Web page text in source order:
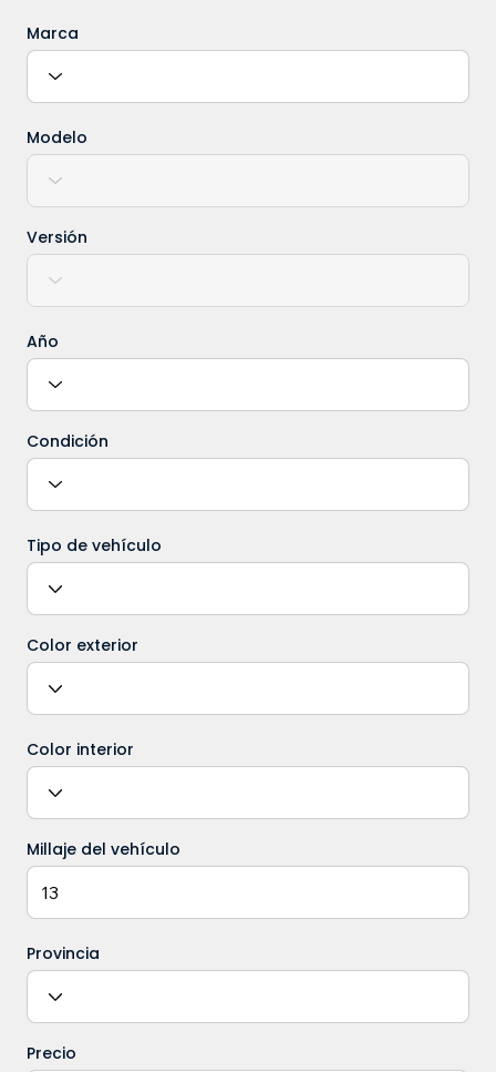
Marca
Modelo
Versión
Año
Condición
Tipo de vehículo
Color exterior
Color interior
Millaje del vehículo
Provincia
Precio